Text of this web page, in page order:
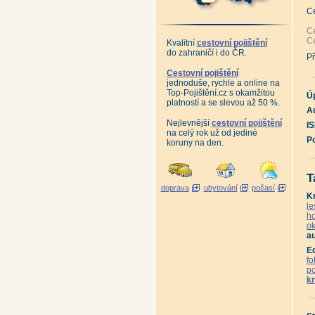
Kvalitní cestovní pojištění
do zahraničí i do ČR.
Cestovní pojištění
jednoduše, rychle a online na
Top-Pojištění.cz s okamžitou
platností a se slevou až 50 %.
Nejlevnější cestovní pojištění
na celý rok už od jediné
koruny na den.
doprava ubytování počasí